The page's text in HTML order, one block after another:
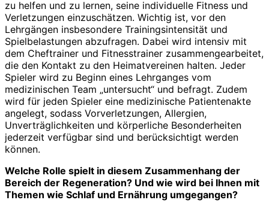
zu helfen und zu lernen, seine individuelle Fitness und
Verletzungen einzuschätzen. Wichtig ist, vor den
Lehrgängen insbesondere Trainingsintensität und
Spielbelastungen abzufragen. Dabei wird intensiv mit
dem Cheftrainer und Fitnesstrainer zusammengearbeitet,
die den Kontakt zu den Heimatvereinen halten. Jeder
Spieler wird zu Beginn eines Lehrganges vom
medizinischen Team „untersucht“ und befragt. Zudem
wird für jeden Spieler eine medizinische Patientenakte
angelegt, sodass Vorverletzungen, Allergien,
Unverträglichkeiten und körperliche Besonderheiten
jederzeit verfügbar sind und berücksichtigt werden
können.
Welche Rolle spielt in diesem Zusammenhang der
Bereich der Regeneration? Und wie wird bei Ihnen mit
Themen wie Schlaf und Ernährung umgegangen?